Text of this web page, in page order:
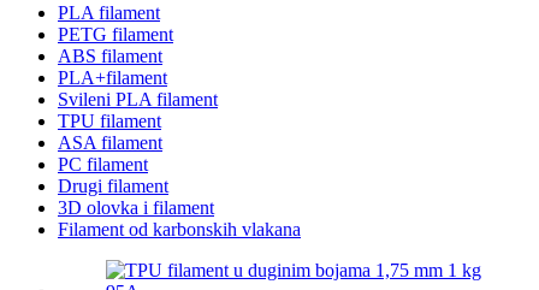
PLA filament
PETG filament
ABS filament
PLA+filament
Svileni PLA filament
TPU filament
ASA filament
PC filament
Drugi filament
3D olovka i filament
Filament od karbonskih vlakana